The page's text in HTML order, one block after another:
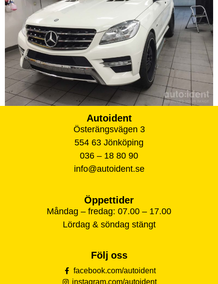
Autoident
Österängsvägen 3
554 63 Jönköping
036 – 18 80 90
info@autoident.se
Öppettider
Måndag – fredag: 07.00 – 17.00
Lördag & söndag stängt
Följ oss
facebook.com/autoident
instagram.com/autoident